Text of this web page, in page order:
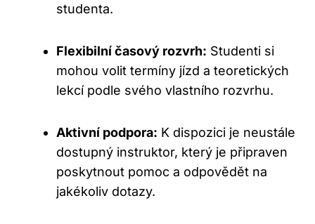
studenta.
Flexibilní časový rozvrh: Studenti si
mohou volit termíny jízd a teoretických
lekcí podle svého vlastního rozvrhu.
Aktivní podpora: K dispozici je neustále
dostupný instruktor, který je připraven
poskytnout pomoc a odpovědět na
jakékoliv dotazy.